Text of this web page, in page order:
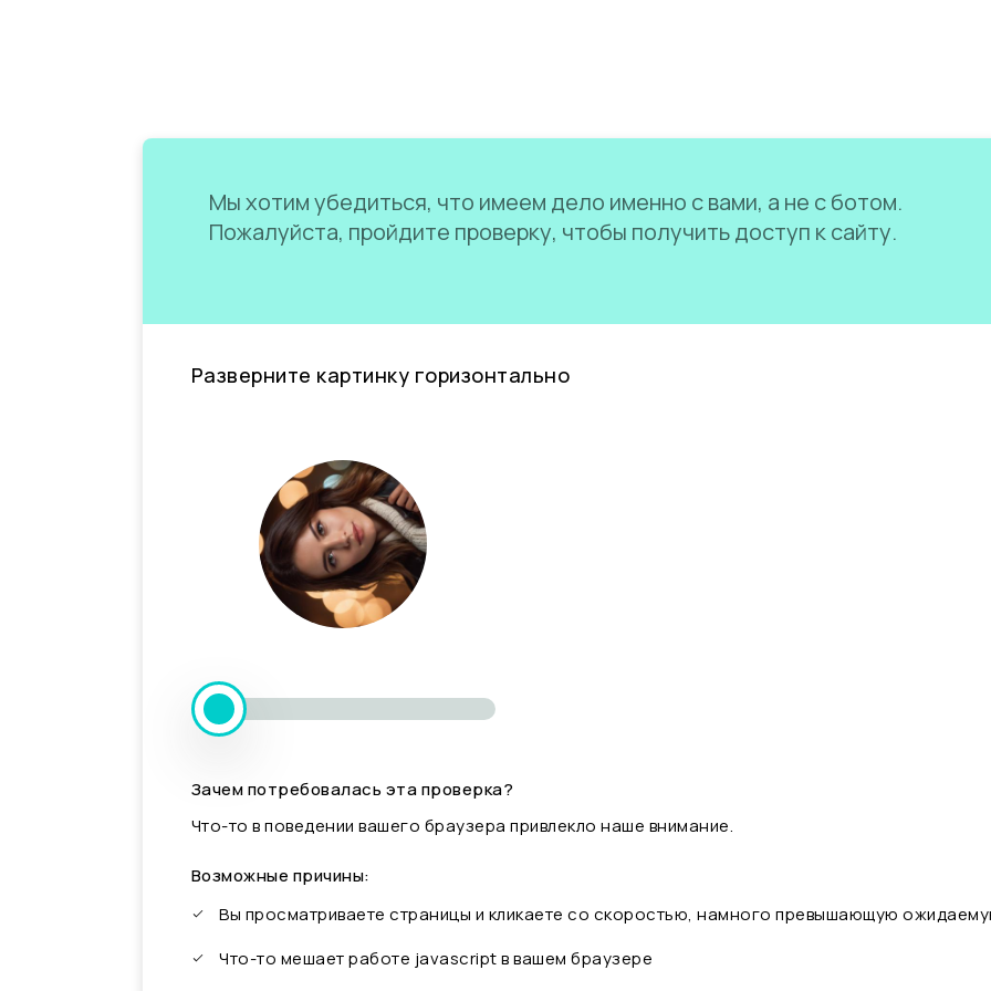
Мы хотим убедиться, что имеем дело именно с вами, а не с ботом.
Пожалуйста, пройдите проверку, чтобы получить доступ к сайту.
Разверните картинку горизонтально
Зачем потребовалась эта проверка?
Что-то в поведении вашего браузера привлекло наше внимание.
Возможные причины:
Вы просматриваете страницы и кликаете со скоростью, намного превышающую
Что-то мешает работе javascript в вашем браузере